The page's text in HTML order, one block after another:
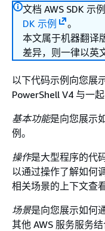
文档 AWS SDK 示
DK 示例
。
本文属于机器翻译
差异，则一律以英
以下代码示例向您展
PowerShell V4 与一起
基本功能是向您展示
例。
操作是大型程序的代
以通过操作了解如何
相关场景的上下文查
场景是向您展示如何
其他 AWS 服务服务